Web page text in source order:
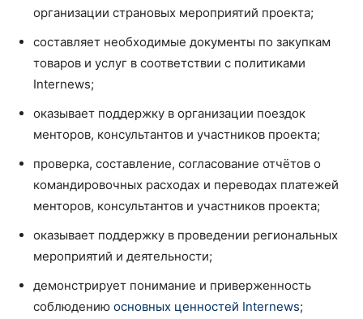
организации страновых мероприятий проекта;
составляет необходимые документы по закупкам
товаров и услуг в соответствии с политиками
Internews;
оказывает поддержку в организации поездок
менторов, консультантов и участников проекта;
проверка, составление, согласование отчётов о
командировочных расходах и переводах платежей
менторов, консультантов и участников проекта;
оказывает поддержку в проведении региональных
мероприятий и деятельности;
демонстрирует понимание и приверженность
соблюдению основных ценностей Internews;